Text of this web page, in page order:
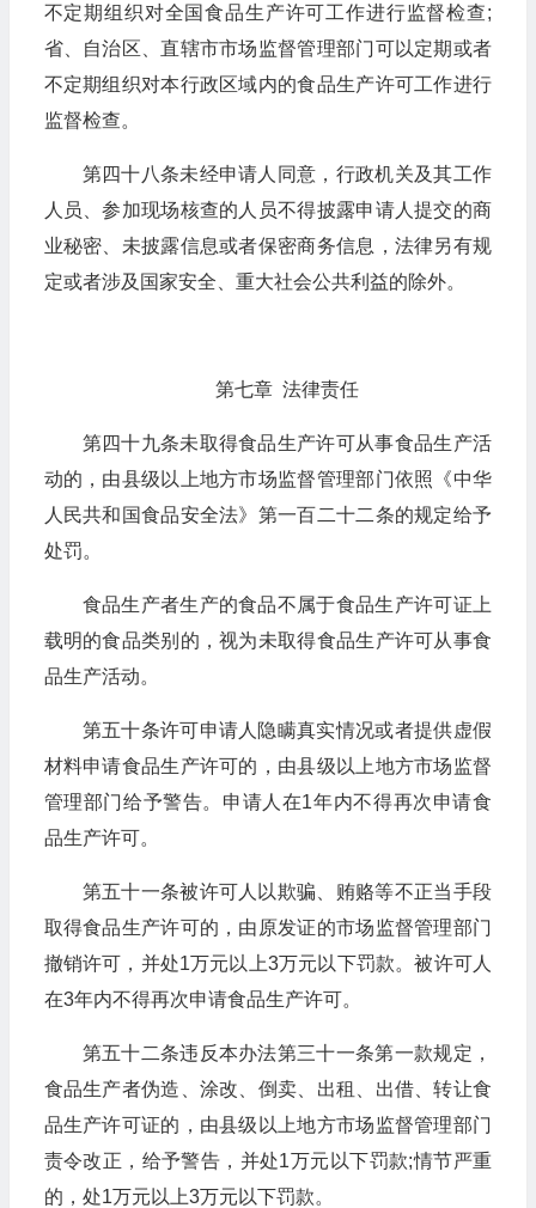
不定期组织对全国食品生产许可工作进行监督检查;
省、自治区、直辖市市场监督管理部门可以定期或者
不定期组织对本行政区域内的食品生产许可工作进行
监督检查。
第四十八条未经申请人同意，行政机关及其工作
人员、参加现场核查的人员不得披露申请人提交的商
业秘密、未披露信息或者保密商务信息，法律另有规
定或者涉及国家安全、重大社会公共利益的除外。
第七章 法律责任
第四十九条未取得食品生产许可从事食品生产活
动的，由县级以上地方市场监督管理部门依照《中华
人民共和国食品安全法》第一百二十二条的规定给予
处罚。
食品生产者生产的食品不属于食品生产许可证上
载明的食品类别的，视为未取得食品生产许可从事食
品生产活动。
第五十条许可申请人隐瞒真实情况或者提供虚假
材料申请食品生产许可的，由县级以上地方市场监督
管理部门给予警告。申请人在1年内不得再次申请食
品生产许可。
第五十一条被许可人以欺骗、贿赂等不正当手段
取得食品生产许可的，由原发证的市场监督管理部门
撤销许可，并处1万元以上3万元以下罚款。被许可人
在3年内不得再次申请食品生产许可。
第五十二条违反本办法第三十一条第一款规定，
食品生产者伪造、涂改、倒卖、出租、出借、转让食
品生产许可证的，由县级以上地方市场监督管理部门
责令改正，给予警告，并处1万元以下罚款;情节严重
的，处1万元以上3万元以下罚款。